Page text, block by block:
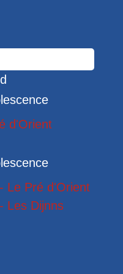
d'Orient
Le Pré d'Orient
Les Dijnns